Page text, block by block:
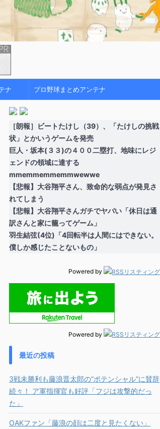
ナ プロ野球まとめアンテナ
［朗報］ビートたけし（39）、「たけしの挑戦
状」とかいうゲームを発売
巨人・坂本(３３)の４００二塁打、地味にレジ
ェンドの領域に達する
mmemmemmemmwewwe
【悲報】大谷翔平さん、致命的な弱点が発見さ
れてしまう
【悲報】大谷翔平さんガチでヤバい「休日は通
訳さんと家に籠ってゲーム」
羽生結弦(4位)「4回転半は人間にはできない。
僕しか感じたことないもの」
Powered by
Powered by
最近の投稿
3戦未勝利も藤浪晋太郎の“ポテンシャル”に賛辞
続々！ ア軍指揮官も好評「フジは攻撃的だっ
た」
OAKファン「藤浪の顔は二度と見たくない」